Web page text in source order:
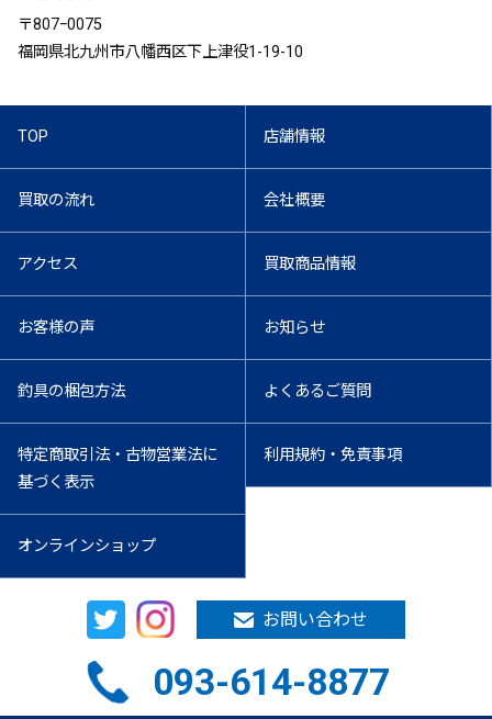
〒807ｰ0075
福岡県北九州市八幡西区下上津役1-19-10
TOP 店舗情報
買取の流れ 会社概要
アクセス 買取商品情報
お客様の声 お知らせ
釣具の梱包方法 よくあるご質問
特定商取引法・古物営業法に
基づく表示
利用規約・免責事項
オンラインショップ
お問い合わせ
093-614-8877